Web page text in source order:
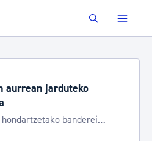
Buscar
aurrean jarduteko
banderei